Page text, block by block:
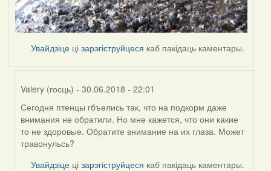
Увайдзіце цізарэгіструйцеся каб пакідаць каментары.
Valery (госць) - 30.06.2018 - 22:01
In
reply
to
by
Harrier
Сегодня птенцы гбъелись так, что на подкорм даже
внимания не обратили. Но мне кажется, что они какие
то не здоровые. Обратите внимание на их глаза. Может
травонульсь?
Увайдзіце цізарэгіструйцеся каб пакідаць каментары.